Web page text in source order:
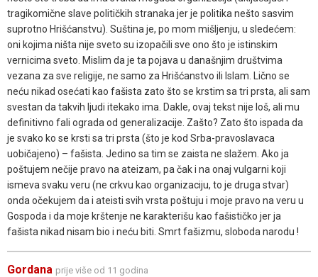
tragikomične slave političkih stranaka jer je politika nešto sasvim
suprotno Hrišćanstvu). Suština je, po mom mišljenju, u sledećem:
oni kojima ništa nije sveto su izopačili sve ono što je istinskim
vernicima sveto. Mislim da je ta pojava u današnjim društvima
vezana za sve religije, ne samo za Hrišćanstvo ili Islam. Lično se
neću nikad osećati kao fašista zato što se krstim sa tri prsta, ali sam
svestan da takvih ljudi itekako ima. Dakle, ovaj tekst nije loš, ali mu
definitivno fali ograda od generalizacije. Zašto? Zato što ispada da
je svako ko se krsti sa tri prsta (što je kod Srba-pravoslavaca
uobičajeno) – fašista. Jedino sa tim se zaista ne slažem. Ako ja
poštujem nečije pravo na ateizam, pa čak i na onaj vulgarni koji
ismeva svaku veru (ne crkvu kao organizaciju, to je druga stvar)
onda očekujem da i ateisti svih vrsta poštuju i moje pravo na veru u
Gospoda i da moje krštenje ne karakterišu kao fašističko jer ja
fašista nikad nisam bio i neću biti. Smrt fašizmu, sloboda narodu !
Gordana prije više od 11 godina